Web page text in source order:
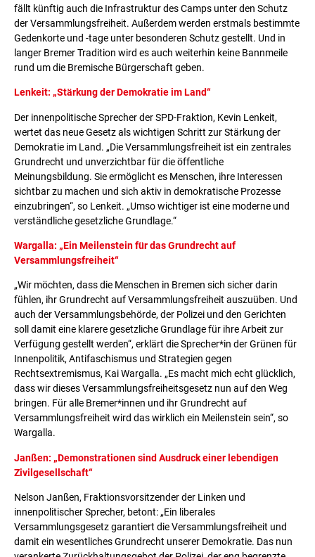
fällt künftig auch die Infrastruktur des Camps unter den Schutz
der Versammlungsfreiheit. Außerdem werden erstmals bestimmte
Gedenkorte und -tage unter besonderen Schutz gestellt. Und in
langer Bremer Tradition wird es auch weiterhin keine Bannmeile
rund um die Bremische Bürgerschaft geben.
Lenkeit: „Stärkung der Demokratie im Land“
Der innenpolitische Sprecher der SPD-Fraktion, Kevin Lenkeit,
wertet das neue Gesetz als wichtigen Schritt zur Stärkung der
Demokratie im Land. „Die Versammlungsfreiheit ist ein zentrales
Grundrecht und unverzichtbar für die öffentliche
Meinungsbildung. Sie ermöglicht es Menschen, ihre Interessen
sichtbar zu machen und sich aktiv in demokratische Prozesse
einzubringen“, so Lenkeit. „Umso wichtiger ist eine moderne und
verständliche gesetzliche Grundlage.“
Wargalla: „Ein Meilenstein für das Grundrecht auf
Versammlungsfreiheit“
„Wir möchten, dass die Menschen in Bremen sich sicher darin
fühlen, ihr Grundrecht auf Versammlungsfreiheit auszuüben. Und
auch der Versammlungsbehörde, der Polizei und den Gerichten
soll damit eine klarere gesetzliche Grundlage für ihre Arbeit zur
Verfügung gestellt werden“, erklärt die Sprecher*in der Grünen für
Innenpolitik, Antifaschismus und Strategien gegen
Rechtsextremismus, Kai Wargalla. „Es macht mich echt glücklich,
dass wir dieses Versammlungsfreiheitsgesetz nun auf den Weg
bringen. Für alle Bremer*innen und ihr Grundrecht auf
Versammlungsfreiheit wird das wirklich ein Meilenstein sein“, so
Wargalla.
Janßen: „Demonstrationen sind Ausdruck einer lebendigen
Zivilgesellschaft“
Nelson Janßen, Fraktionsvorsitzender der Linken und
innenpolitischer Sprecher, betont: „Ein liberales
Versammlungsgesetz garantiert die Versammlungsfreiheit und
damit ein wesentliches Grundrecht unserer Demokratie. Das nun